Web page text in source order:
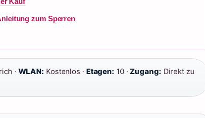
zum Sperren
· WLAN: Kostenlos · Etagen: 10 ·Zugang: Direkt zu